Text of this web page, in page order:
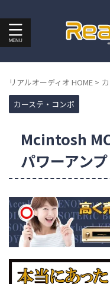
リアルオーディオ HOME >
カーステ・コンポ
Mcintosh
パワーアンプ